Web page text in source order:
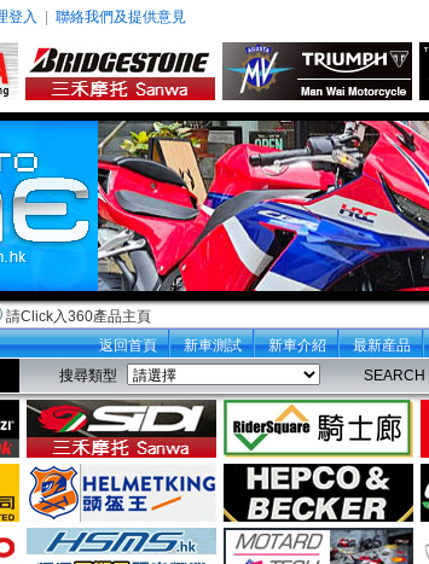
登入 聯絡我們及提供意見
請Click入360產品主頁
返回首頁
新車測試 新車介紹 最新産品
搜尋類型 SEARCH